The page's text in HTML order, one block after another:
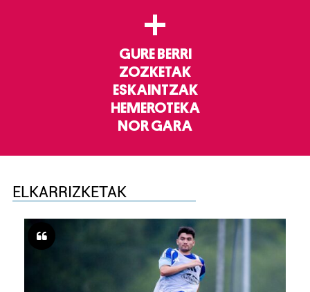
+
GURE BERRI
ZOZKETAK
ESKAINTZAK
HEMEROTEKA
NOR GARA
ELKARRIZKETAK